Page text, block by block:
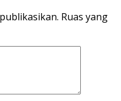
Ruas yang